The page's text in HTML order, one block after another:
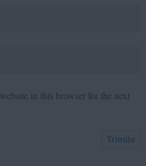
in this browser for the next